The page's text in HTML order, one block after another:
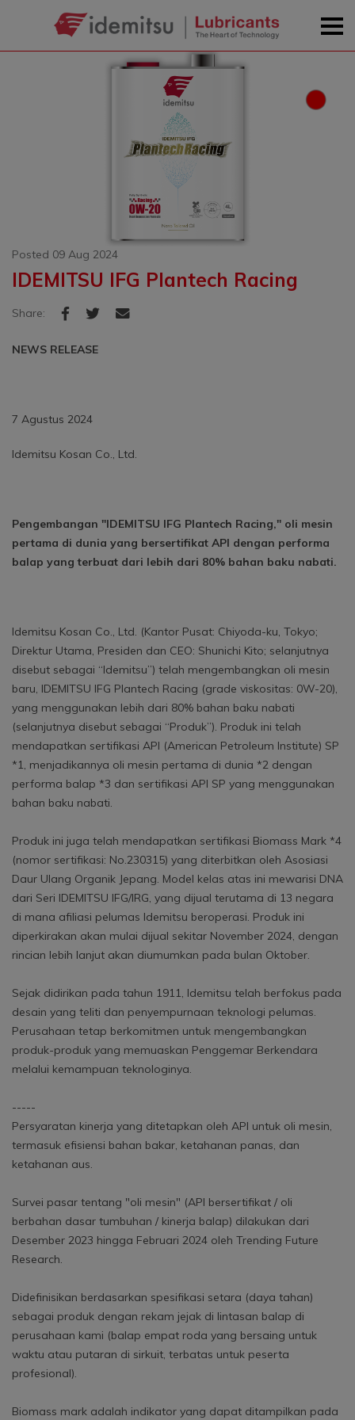
Posted 09 Aug 2024
IDEMITSU IFG Plantech Racing
Share:
NEWS RELEASE
7 Agustus 2024
Idemitsu Kosan Co., Ltd.
Pengembangan "IDEMITSU IFG Plantech Racing," oli mesin
pertama di dunia yang bersertifikat API dengan performa
balap yang terbuat dari lebih dari 80% bahan baku nabati.
Idemitsu Kosan Co., Ltd. (Kantor Pusat: Chiyoda-ku, Tokyo;
Direktur Utama, Presiden dan CEO: Shunichi Kito; selanjutnya
disebut sebagai “Idemitsu”) telah mengembangkan oli mesin
baru, IDEMITSU IFG Plantech Racing (grade viskositas: 0W-20),
yang menggunakan lebih dari 80% bahan baku nabati
(selanjutnya disebut sebagai “Produk”). Produk ini telah
mendapatkan sertifikasi API (American Petroleum Institute) SP
*1, menjadikannya oli mesin pertama di dunia *2 dengan
performa balap *3 dan sertifikasi API SP yang menggunakan
bahan baku nabati.
Produk ini juga telah mendapatkan sertifikasi Biomass Mark *4
(nomor sertifikasi: No.230315) yang diterbitkan oleh Asosiasi
Daur Ulang Organik Jepang. Model kelas atas ini mewarisi DNA
dari Seri IDEMITSU IFG/IRG, yang dijual terutama di 13 negara
di mana afiliasi pelumas Idemitsu beroperasi. Produk ini
diperkirakan akan mulai dijual sekitar November 2024, dengan
rincian lebih lanjut akan diumumkan pada bulan Oktober.
Sejak didirikan pada tahun 1911, Idemitsu telah berfokus pada
desain yang teliti dan penyempurnaan teknologi pelumas.
Perusahaan tetap berkomitmen untuk mengembangkan
produk-produk yang memuaskan Penggemar Berkendara
melalui kemampuan teknologinya.
-----
Persyaratan kinerja yang ditetapkan oleh API untuk oli mesin,
termasuk efisiensi bahan bakar, ketahanan panas, dan
ketahanan aus.
Survei pasar tentang "oli mesin" (API bersertifikat / oli
berbahan dasar tumbuhan / kinerja balap) dilakukan dari
Desember 2023 hingga Februari 2024 oleh Trending Future
Research.
Didefinisikan berdasarkan spesifikasi setara (daya tahan)
sebagai produk dengan rekam jejak di lintasan balap di
perusahaan kami (balap empat roda yang bersaing untuk
waktu atau putaran di sirkuit, terbatas untuk peserta
profesional).
Biomass mark adalah indikator yang dapat ditampilkan pada